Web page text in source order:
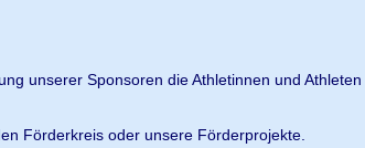
unserer Sponsoren die Athletinnen und
Förderkreis oder unsere Förderprojekte.